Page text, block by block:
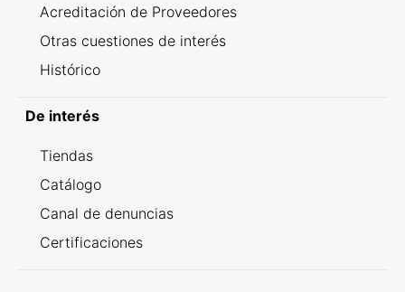
Acreditación de Proveedores
Otras cuestiones de interés
Histórico
De interés
Tiendas
Catálogo
Canal de denuncias
Certificaciones